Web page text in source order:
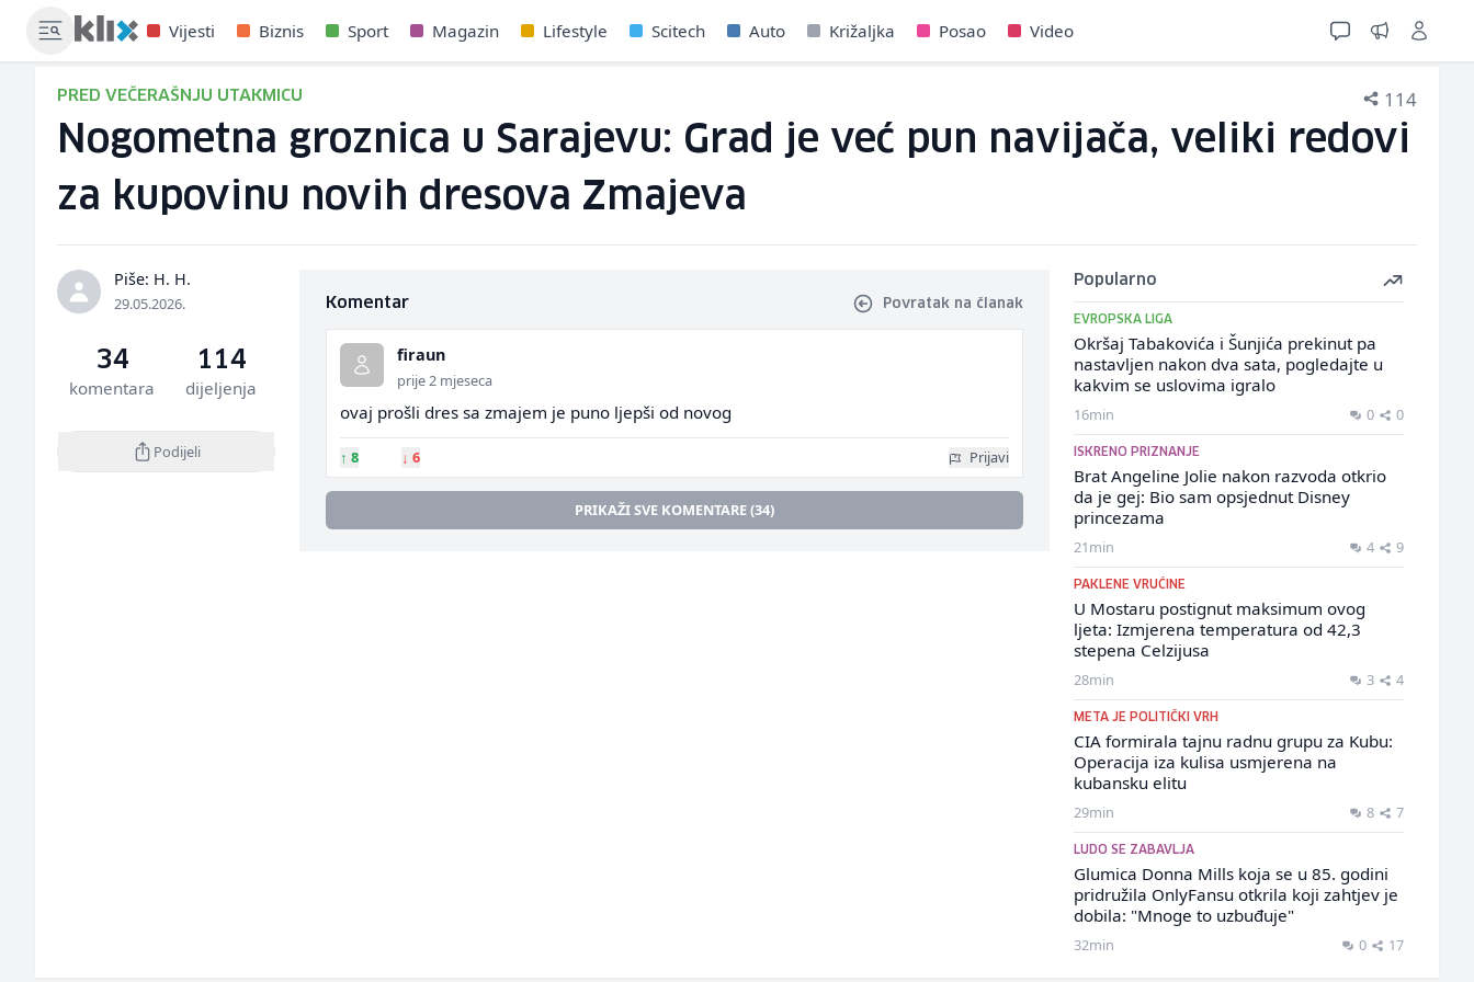
Vijesti Biznis Sport Magazin Lifestyle Scitech Auto Križaljka Posao Video
PRED VEČERAŠNJU UTAKMICU 114
Nogometna groznica u Sarajevu: Grad je već pun navijača, veliki redovi
za kupovinu novih dresova Zmajeva
Piše: H. H.
29.05.2026.
34
komentara
114
dijeljenja
Podijeli
Komentar Povratak na članak
firaun
prije 2 mjeseca
ovaj prošli dres sa zmajem je puno ljepši od novog
↑ 8 ↓ 6 Prijavi
PRIKAŽI SVE KOMENTARE (34)
Popularno
EVROPSKA LIGA
Okršaj Tabakovića i Šunjića prekinut pa
nastavljen nakon dva sata, pogledajte u
kakvim se uslovima igralo
16min 0 0
ISKRENO PRIZNANJE
Brat Angeline Jolie nakon razvoda otkrio
da je gej: Bio sam opsjednut Disney
princezama
21min 4 9
PAKLENE VRUĆINE
U Mostaru postignut maksimum ovog
ljeta: Izmjerena temperatura od 42,3
stepena Celzijusa
28min 3 4
META JE POLITIČKI VRH
CIA formirala tajnu radnu grupu za Kubu:
Operacija iza kulisa usmjerena na
kubansku elitu
29min 8 7
LUDO SE ZABAVLJA
Glumica Donna Mills koja se u 85. godini
pridružila OnlyFansu otkrila koji zahtjev je
dobila: "Mnoge to uzbuđuje"
32min 0 17